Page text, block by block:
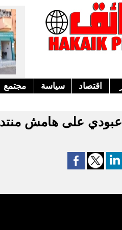
اقتصاد سياسة مجتمع
على هامش